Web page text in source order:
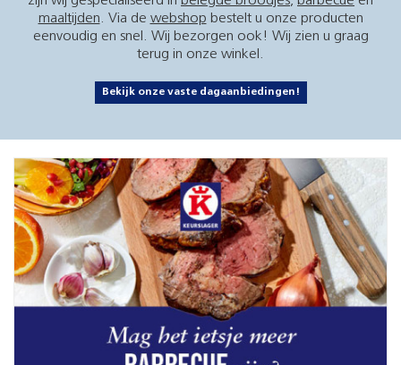
maaltijden. Via de webshop bestelt u onze producten
eenvoudig en snel. Wij bezorgen ook! Wij zien u graag
terug in onze winkel.
Bekijk onze vaste dagaanbiedingen!